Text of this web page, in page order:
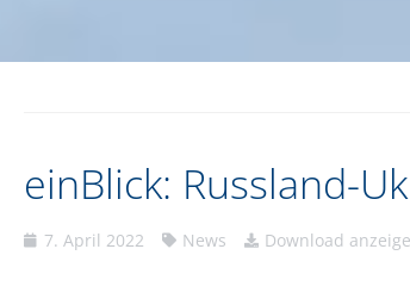
einBlick: Russland-
7. April 2022 News Download